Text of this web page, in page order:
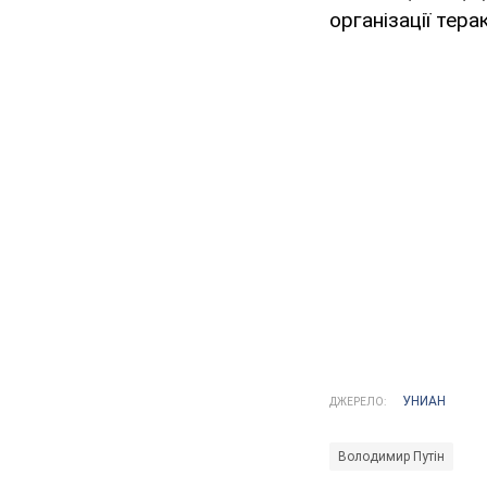
організації
ДЖЕРЕЛО: УНИАН
Володимир Путін